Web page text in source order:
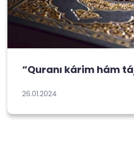
“Quranı kárim hám
26.01.2024